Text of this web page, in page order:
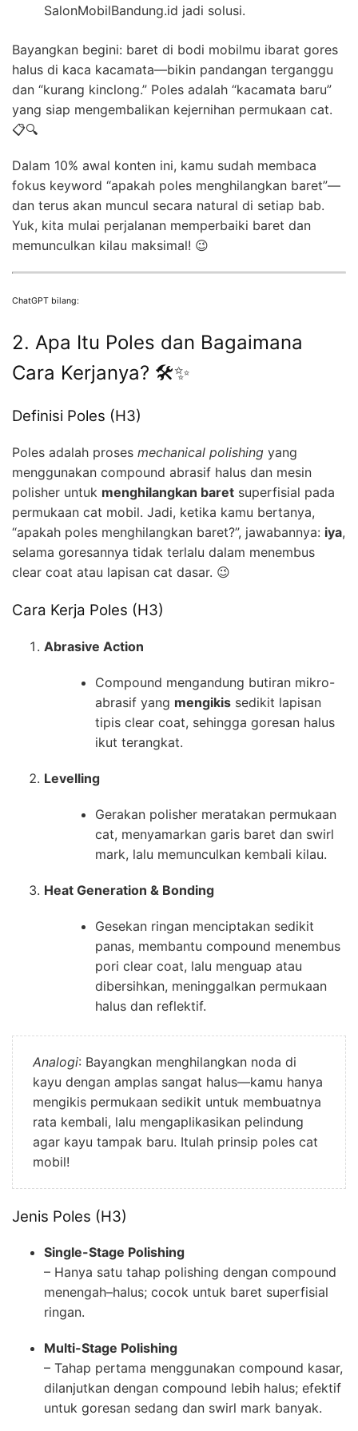
SalonMobilBandung.id jadi solusi.
Bayangkan begini: baret di bodi mobilmu ibarat gores
halus di kaca kacamata—bikin pandangan terganggu
dan “kurang kinclong.” Poles adalah “kacamata baru”
yang siap mengembalikan kejernihan permukaan cat.
📋🔍
Dalam 10% awal konten ini, kamu sudah membaca
fokus keyword “apakah poles menghilangkan baret”—
dan terus akan muncul secara natural di setiap bab.
Yuk, kita mulai perjalanan memperbaiki baret dan
memunculkan kilau maksimal! 😉
ChatGPT bilang:
2. Apa Itu Poles dan Bagaimana
Cara Kerjanya? 🛠️✨
Definisi Poles (H3)
Poles adalah proses mechanical polishing yang
menggunakan compound abrasif halus dan mesin
polisher untuk menghilangkan baret superfisial pada
permukaan cat mobil. Jadi, ketika kamu bertanya,
“apakah poles menghilangkan baret?”, jawabannya: iya,
selama goresannya tidak terlalu dalam menembus
clear coat atau lapisan cat dasar. 😉
Cara Kerja Poles (H3)
Abrasive Action
Compound mengandung butiran mikro-
abrasif yang mengikis sedikit lapisan
tipis clear coat, sehingga goresan halus
ikut terangkat.
Levelling
Gerakan polisher meratakan permukaan
cat, menyamarkan garis baret dan swirl
mark, lalu memunculkan kembali kilau.
Heat Generation & Bonding
Gesekan ringan menciptakan sedikit
panas, membantu compound menembus
pori clear coat, lalu menguap atau
dibersihkan, meninggalkan permukaan
halus dan reflektif.
Analogi: Bayangkan menghilangkan noda di
kayu dengan amplas sangat halus—kamu hanya
mengikis permukaan sedikit untuk membuatnya
rata kembali, lalu mengaplikasikan pelindung
agar kayu tampak baru. Itulah prinsip poles cat
mobil!
Jenis Poles (H3)
Single-Stage Polishing
– Hanya satu tahap polishing dengan compound
menengah–halus; cocok untuk baret superfisial
ringan.
Multi-Stage Polishing
– Tahap pertama menggunakan compound kasar,
dilanjutkan dengan compound lebih halus; efektif
untuk goresan sedang dan swirl mark banyak.